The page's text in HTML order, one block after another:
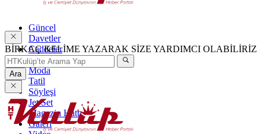
Güncel
Davetler
Caddeler
Haftanın Şıkları
Moda
Tatil
Söyleşi
Jet Set
Magazin Hattı
Galeri
BİRKAÇ KELİME YAZARAK SİZE YARDIMCI OLABİLİRİZ
Ara